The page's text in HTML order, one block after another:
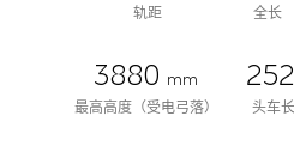
轨距
全长
3880 mm
最高高度（受电弓落）
头车